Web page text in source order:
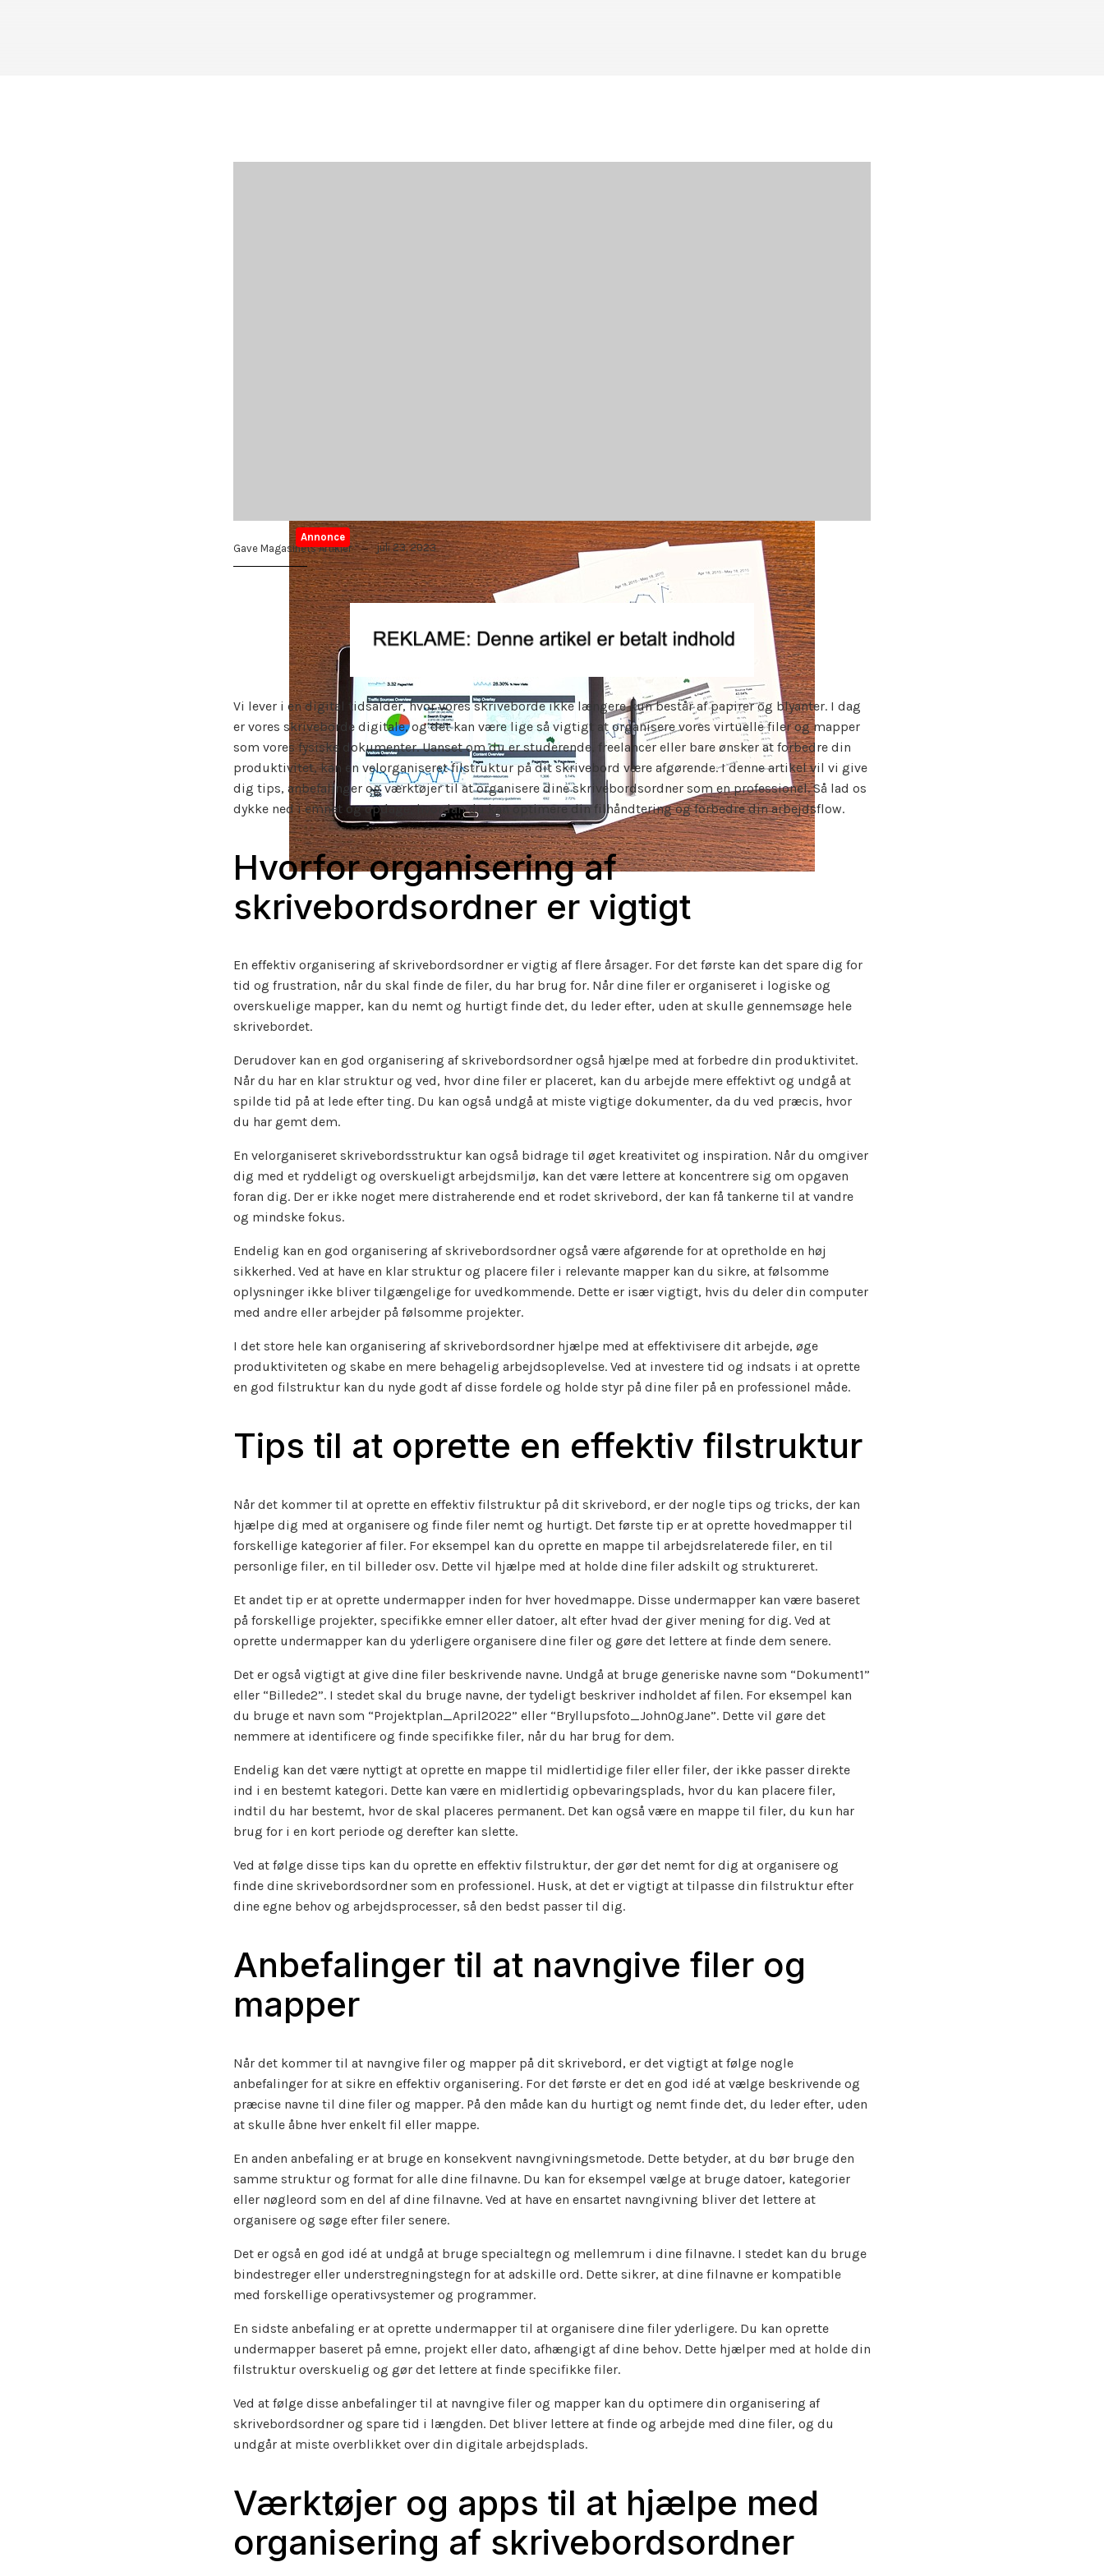
Annonce
Gave Magasinets Artikler
juli 23, 2023
Vi lever i en digital tidsalder, hvor vores skriveborde ikke længere kun består af papirer og blyanter. I dag
er vores skriveborde digitale, og det kan være lige så vigtigt at organisere vores virtuelle filer og mapper
som vores fysiske dokumenter. Uanset om du er studerende, freelancer eller bare ønsker at forbedre din
produktivitet, kan en velorganiseret filstruktur på dit skrivebord være afgørende. I denne artikel vil vi give
dig tips, anbefalinger og værktøjer til at organisere dine skrivebordsordner som en professionel. Så lad os
dykke ned i emnet og opdage, hvordan du kan optimere din filhåndtering og forbedre din arbejdsflow.
Hvorfor organisering af
skrivebordsordner er vigtigt
En effektiv organisering af skrivebordsordner er vigtig af flere årsager. For det første kan det spare dig for
tid og frustration, når du skal finde de filer, du har brug for. Når dine filer er organiseret i logiske og
overskuelige mapper, kan du nemt og hurtigt finde det, du leder efter, uden at skulle gennemsøge hele
skrivebordet.
Derudover kan en god organisering af skrivebordsordner også hjælpe med at forbedre din produktivitet.
Når du har en klar struktur og ved, hvor dine filer er placeret, kan du arbejde mere effektivt og undgå at
spilde tid på at lede efter ting. Du kan også undgå at miste vigtige dokumenter, da du ved præcis, hvor
du har gemt dem.
En velorganiseret skrivebordsstruktur kan også bidrage til øget kreativitet og inspiration. Når du omgiver
dig med et ryddeligt og overskueligt arbejdsmiljø, kan det være lettere at koncentrere sig om opgaven
foran dig. Der er ikke noget mere distraherende end et rodet skrivebord, der kan få tankerne til at vandre
og mindske fokus.
Endelig kan en god organisering af skrivebordsordner også være afgørende for at opretholde en høj
sikkerhed. Ved at have en klar struktur og placere filer i relevante mapper kan du sikre, at følsomme
oplysninger ikke bliver tilgængelige for uvedkommende. Dette er især vigtigt, hvis du deler din computer
med andre eller arbejder på følsomme projekter.
I det store hele kan organisering af skrivebordsordner hjælpe med at effektivisere dit arbejde, øge
produktiviteten og skabe en mere behagelig arbejdsoplevelse. Ved at investere tid og indsats i at oprette
en god filstruktur kan du nyde godt af disse fordele og holde styr på dine filer på en professionel måde.
Tips til at oprette en effektiv filstruktur
Når det kommer til at oprette en effektiv filstruktur på dit skrivebord, er der nogle tips og tricks, der kan
hjælpe dig med at organisere og finde filer nemt og hurtigt. Det første tip er at oprette hovedmapper til
forskellige kategorier af filer. For eksempel kan du oprette en mappe til arbejdsrelaterede filer, en til
personlige filer, en til billeder osv. Dette vil hjælpe med at holde dine filer adskilt og struktureret.
Et andet tip er at oprette undermapper inden for hver hovedmappe. Disse undermapper kan være baseret
på forskellige projekter, specifikke emner eller datoer, alt efter hvad der giver mening for dig. Ved at
oprette undermapper kan du yderligere organisere dine filer og gøre det lettere at finde dem senere.
Det er også vigtigt at give dine filer beskrivende navne. Undgå at bruge generiske navne som “Dokument1”
eller “Billede2”. I stedet skal du bruge navne, der tydeligt beskriver indholdet af filen. For eksempel kan
du bruge et navn som “Projektplan_April2022” eller “Bryllupsfoto_JohnOgJane”. Dette vil gøre det
nemmere at identificere og finde specifikke filer, når du har brug for dem.
Endelig kan det være nyttigt at oprette en mappe til midlertidige filer eller filer, der ikke passer direkte
ind i en bestemt kategori. Dette kan være en midlertidig opbevaringsplads, hvor du kan placere filer,
indtil du har bestemt, hvor de skal placeres permanent. Det kan også være en mappe til filer, du kun har
brug for i en kort periode og derefter kan slette.
Ved at følge disse tips kan du oprette en effektiv filstruktur, der gør det nemt for dig at organisere og
finde dine skrivebordsordner som en professionel. Husk, at det er vigtigt at tilpasse din filstruktur efter
dine egne behov og arbejdsprocesser, så den bedst passer til dig.
Anbefalinger til at navngive filer og
mapper
Når det kommer til at navngive filer og mapper på dit skrivebord, er det vigtigt at følge nogle
anbefalinger for at sikre en effektiv organisering. For det første er det en god idé at vælge beskrivende og
præcise navne til dine filer og mapper. På den måde kan du hurtigt og nemt finde det, du leder efter, uden
at skulle åbne hver enkelt fil eller mappe.
En anden anbefaling er at bruge en konsekvent navngivningsmetode. Dette betyder, at du bør bruge den
samme struktur og format for alle dine filnavne. Du kan for eksempel vælge at bruge datoer, kategorier
eller nøgleord som en del af dine filnavne. Ved at have en ensartet navngivning bliver det lettere at
organisere og søge efter filer senere.
Det er også en god idé at undgå at bruge specialtegn og mellemrum i dine filnavne. I stedet kan du bruge
bindestreger eller understregningstegn for at adskille ord. Dette sikrer, at dine filnavne er kompatible
med forskellige operativsystemer og programmer.
En sidste anbefaling er at oprette undermapper til at organisere dine filer yderligere. Du kan oprette
undermapper baseret på emne, projekt eller dato, afhængigt af dine behov. Dette hjælper med at holde din
filstruktur overskuelig og gør det lettere at finde specifikke filer.
Ved at følge disse anbefalinger til at navngive filer og mapper kan du optimere din organisering af
skrivebordsordner og spare tid i længden. Det bliver lettere at finde og arbejde med dine filer, og du
undgår at miste overblikket over din digitale arbejdsplads.
Værktøjer og apps til at hjælpe med
organisering af skrivebordsordner